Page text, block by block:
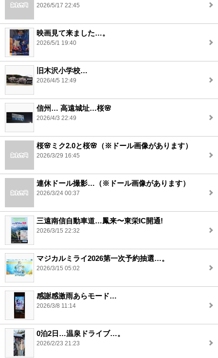
2026/5/17 22:45
映画見て来ました…。
2026/5/1 19:40
旧木沢小学校…
2026/4/5 12:49
信州… 高遠城址…桜🌸
2026/4/3 22:49
桜🌸ミク2.0と桜🌸（※ドール画像があります）
2026/3/29 16:45
連休ドール撮影…（※ドール画像があります）
2026/3/24 00:37
三遠南信自動車道…鳳来〜東栄IC開通!
2026/3/15 22:32
マジカルミライ2026第一次予約抽選…。
2026/3/15 05:02
感謝感激雨あらモード…
2026/3/8 11:14
0泊2日…温泉ドライブ…。
2026/2/23 21:23